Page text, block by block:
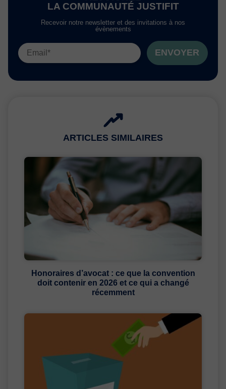
LA COMMUNAUTÉ JUSTIFIT
Recevoir notre newsletter et des invitations à nos
évènements
ENVOYER
ARTICLES SIMILAIRES
Honoraires d’avocat : ce que la convention
doit contenir en 2026 et ce qui a changé
récemment